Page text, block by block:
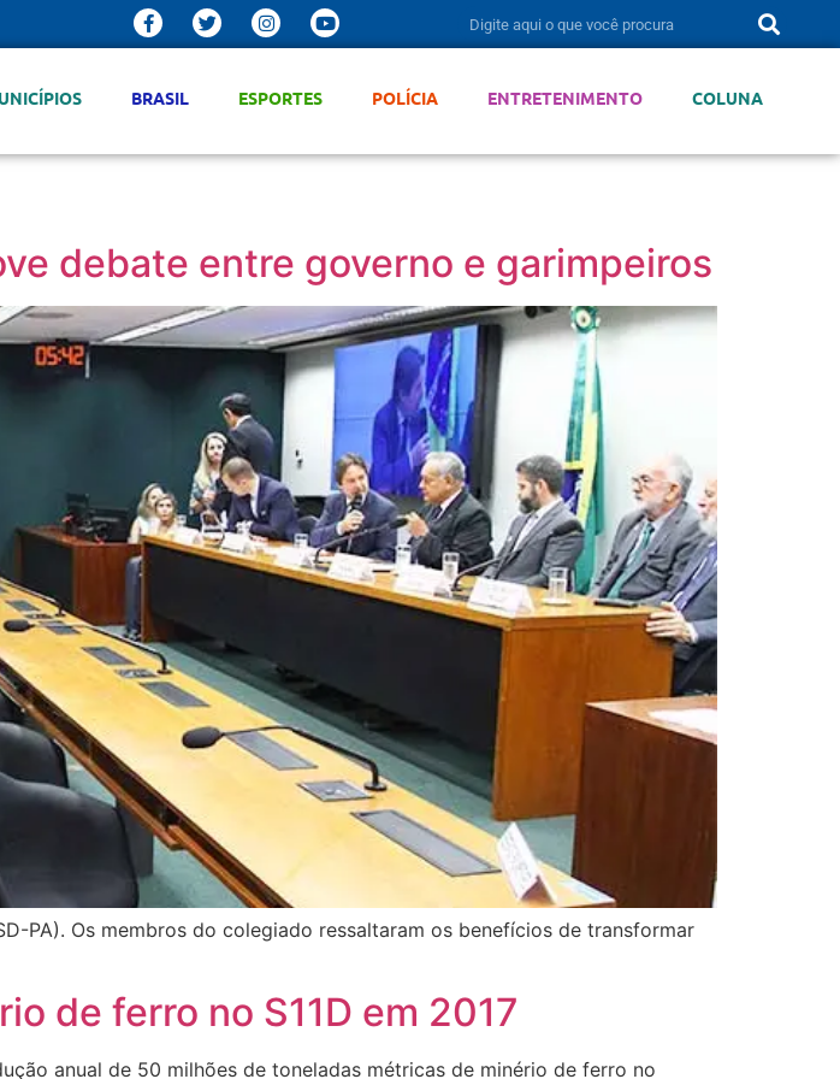
BRASIL ESPORTES POLÍCIA ENTRETENIMENTO COLUNA
debate entre governo e garimpeiros
PA). Os membros do colegiado ressaltaram os benefícios de transformar
de ferro no S11D em 2017
anual de 50 milhões de toneladas métricas de minério de ferro no